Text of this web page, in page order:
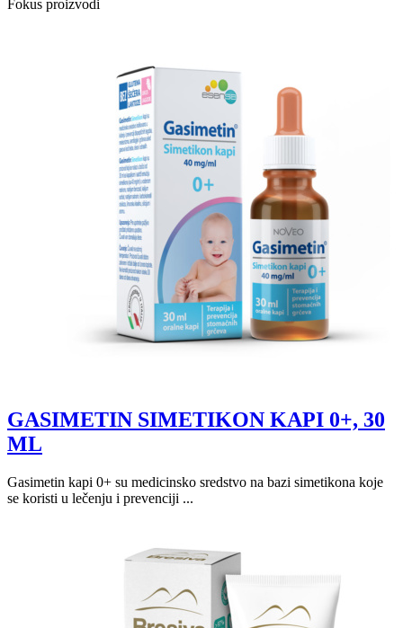
Fokus proizvodi
GASIMETIN SIMETIKON KAPI 0+, 30
ML
Gasimetin kapi 0+ su medicinsko sredstvo na bazi simetikona koje
se koristi u lečenju i prevenciji ...